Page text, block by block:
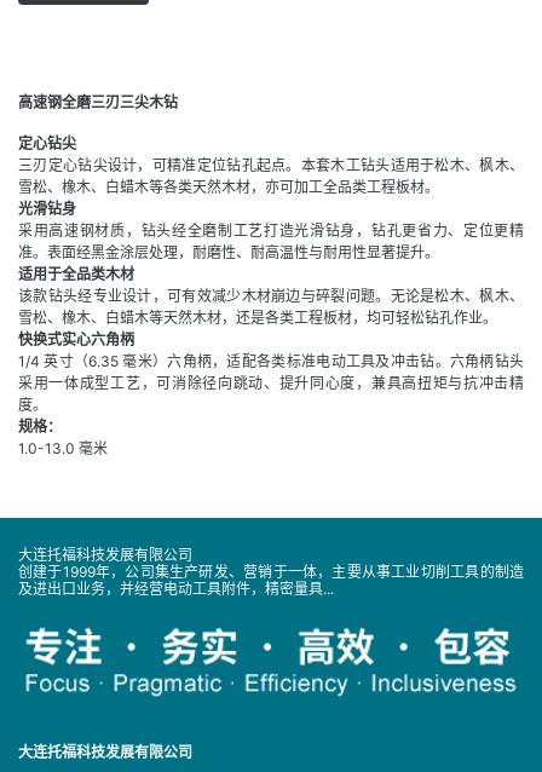
高速钢全磨三刃三尖木钻
定心钻尖
三刃定心钻尖设计，可精准定位钻孔起点。本套木工钻头适用于松木、枫木、
雪松、橡木、白蜡木等各类天然木材，亦可加工全品类工程板材。
光滑钻身
采用高速钢材质，钻头经全磨制工艺打造光滑钻身，钻孔更省力、定位更精
准。表面经黑金涂层处理，耐磨性、耐高温性与耐用性显著提升。
适用于全品类木材
该款钻头经专业设计，可有效减少木材崩边与碎裂问题。无论是松木、枫木、
雪松、橡木、白蜡木等天然木材，还是各类工程板材，均可轻松钻孔作业。
快换式实心六角柄
1/4 英寸（6.35 毫米）六角柄，适配各类标准电动工具及冲击钻。六角柄钻头
采用一体成型工艺，可消除径向跳动、提升同心度，兼具高扭矩与抗冲击精
度。
规格：
1.0-13.0 毫米
大连托福科技发展有限公司
创建于1999年，公司集生产研发、营销于一体，主要从事工业切削工具的制造
及进出口业务，并经营电动工具附件，精密量具...
大连托福科技发展有限公司